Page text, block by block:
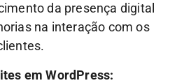
da presença digital
na interação com os
em WordPress: